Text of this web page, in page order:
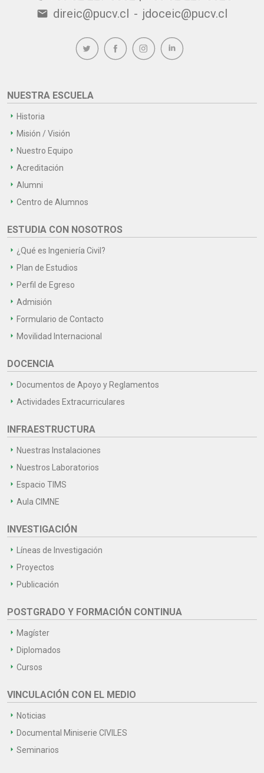
email direic@pucv.cl - jdoceic@pucv.cl
NUESTRA ESCUELA
Historia
Misión / Visión
Nuestro Equipo
Acreditación
Alumni
Centro de Alumnos
ESTUDIA CON NOSOTROS
¿Qué es Ingeniería Civil?
Plan de Estudios
Perfil de Egreso
Admisión
Formulario de Contacto
Movilidad Internacional
DOCENCIA
Documentos de Apoyo y Reglamentos
Actividades Extracurriculares
INFRAESTRUCTURA
Nuestras Instalaciones
Nuestros Laboratorios
Espacio TIMS
Aula CIMNE
INVESTIGACIÓN
Líneas de Investigación
Proyectos
Publicación
POSTGRADO Y FORMACIÓN CONTINUA
Magíster
Diplomados
Cursos
VINCULACIÓN CON EL MEDIO
Noticias
Documental Miniserie CIVILES
Seminarios